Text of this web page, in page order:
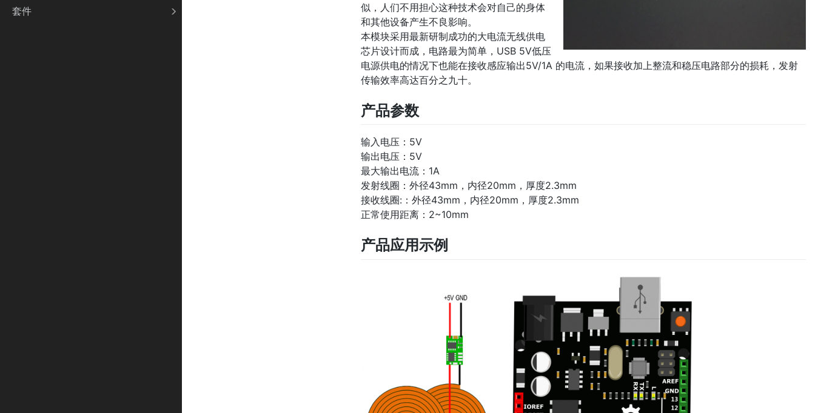
套件
似，人们不用担心这种技术会对自己的身体
和其他设备产生不良影响。
本模块采用最新研制成功的大电流无线供电
芯片设计而成，电路最为简单，USB 5V低压
电源供电的情况下也能在接收感应输出5V/1A 的电流，如果接收加上整流和稳压电路部分的损耗，发射
传输效率高达百分之九十。
产品参数
输入电压：5V
输出电压：5V
最大输出电流：1A
发射线圈：外径43mm，内径20mm，厚度2.3mm
接收线圈:：外径43mm，内径20mm，厚度2.3mm
正常使用距离：2~10mm
产品应用示例